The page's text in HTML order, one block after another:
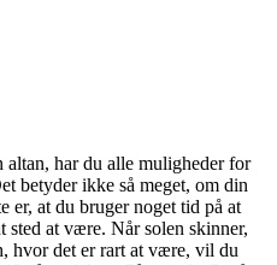
altan, har du alle muligheder for
betyder ikke så meget, om din
er, at du bruger noget tid på at
sted at være. Når solen skinner,
hvor det er rart at være, vil du